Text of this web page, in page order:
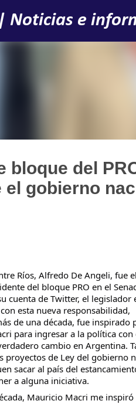
| Noticias e
la reunión paritaria con
bloque del
el gobierno
Ríos, Alfredo De Angeli, fue
del bloque PRO en el
cuenta de Twitter, el legislador
esta nueva responsabilidad,
de una década, fue inspirado
para ingresar a la política con
cambio en Argentina.
proyectos de Ley del gobierno
sacar al país del
a alguna iniciativa.
Mauricio Macri me inspiró